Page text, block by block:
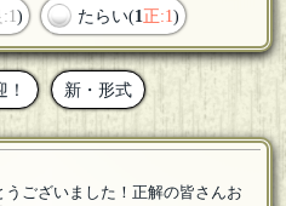
:1) たらい(1正:1)
新・形式
ございました！正解の皆さんお